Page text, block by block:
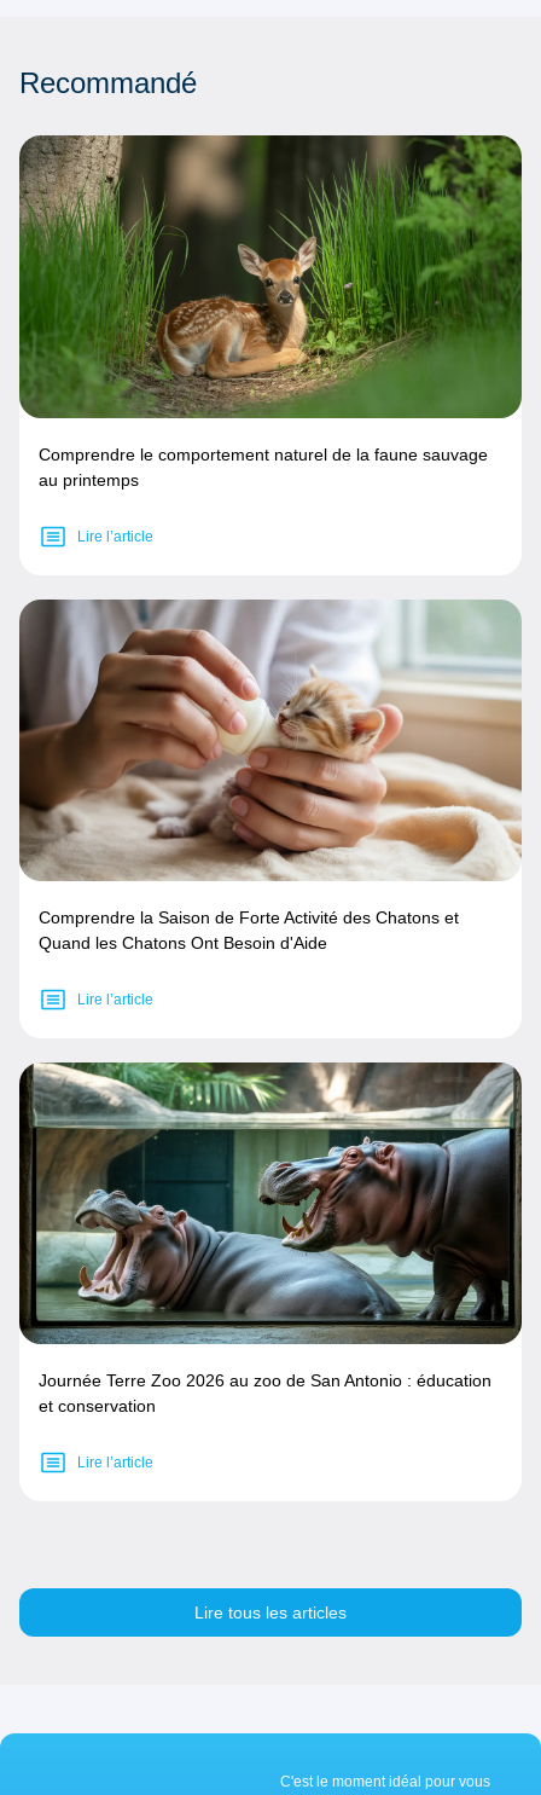
Recommandé
Comprendre le comportement naturel de la faune sauvage
au printemps
Lire l’article
Comprendre la Saison de Forte Activité des Chatons et
Quand les Chatons Ont Besoin d'Aide
Lire l’article
Journée Terre Zoo 2026 au zoo de San Antonio : éducation
et conservation
Lire l’article
Lire tous les articles
C'est le moment idéal pour vous